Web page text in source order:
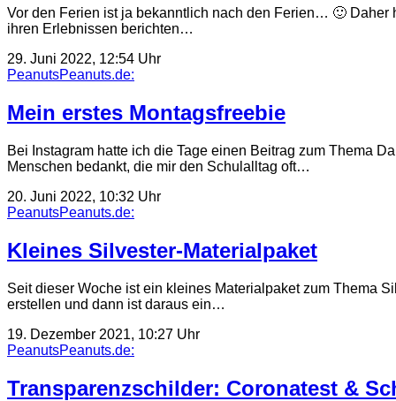
Vor den Ferien ist ja bekanntlich nach den Ferien… 🙂 Daher
ihren Erlebnissen berichten…
29. Juni 2022, 12:54 Uhr
PeanutsPeanuts.de:
Mein erstes Montagsfreebie
Bei Instagram hatte ich die Tage einen Beitrag zum Thema
Menschen bedankt, die mir den Schulalltag oft…
20. Juni 2022, 10:32 Uhr
PeanutsPeanuts.de:
Kleines Silvester-Materialpaket
Seit dieser Woche ist ein kleines Materialpaket zum Thema
erstellen und dann ist daraus ein…
19. Dezember 2021, 10:27 Uhr
PeanutsPeanuts.de:
Transparenzschilder: Coronatest &